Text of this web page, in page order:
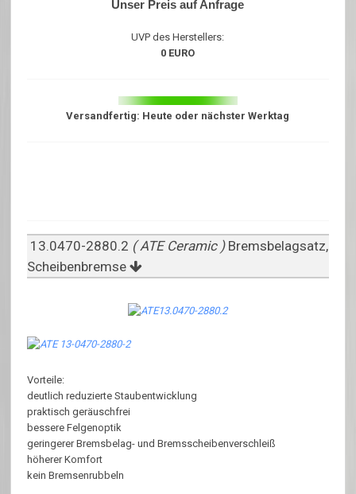
Unser Preis auf Anfrage
UVP des Herstellers:
0 EURO
Versandfertig: Heute oder nächster Werktag
13.0470-2880.2 ( ATE Ceramic ) Bremsbelagsatz,
Scheibenbremse
Vorteile:
deutlich reduzierte Staubentwicklung
praktisch geräuschfrei
bessere Felgenoptik
geringerer Bremsbelag- und Bremsscheibenverschleiß
höherer Komfort
kein Bremsenrubbeln